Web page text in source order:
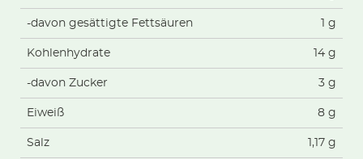
-davon gesättigte Fettsäuren 1 g
Kohlenhydrate 14 g
-davon Zucker 3 g
Eiweiß 8 g
Salz 1,17 g